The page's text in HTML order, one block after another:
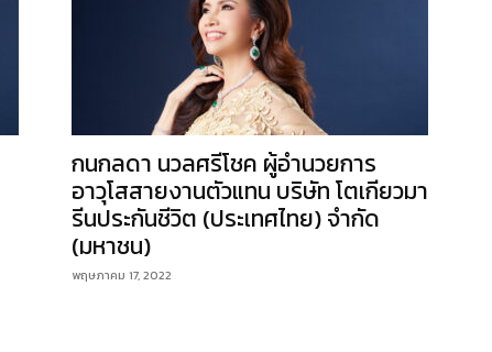
กนกลดา นวลศรีโชค ผู้อำนวยการ
อาวุโสสายงานตัวแทน บริษัท โตเกียวมา
รีนประกันชีวิต (ประเทศไทย) จำกัด
(มหาชน)
พฤษภาคม 17, 2022